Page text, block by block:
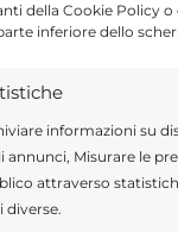
della Cookie Policy
inferiore dello
informazioni su
annunci, Misurare le
attraverso
diverse.
strutturale
Send